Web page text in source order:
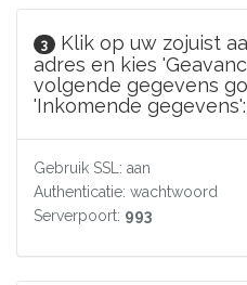
3
Klik op uw zojuist
adres en kies
volgende gegevens
'Inkomende gegevens':
Gebruik SSL: aan
Authenticatie: wachtwoord
Serverpoort: 993